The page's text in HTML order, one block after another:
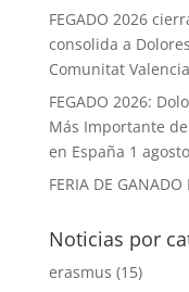
FEGADO 2026
consolida a
Comunitat
FEGADO 2026:
Más Importante
en España 1
FERIA DE
Noticias por
erasmus (15)